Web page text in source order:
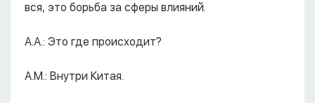
вся, это борьба за сферы влияний.
А.А.: Это где происходит?
А.М.: Внутри Китая.